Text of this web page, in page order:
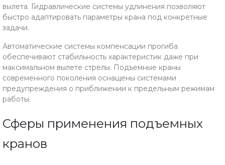
вылета. Гидравлические системы удлинения позволяют
быстро адаптировать параметры крана под конкретные
задачи.
Автоматические системы компенсации прогиба
обеспечивают стабильность характеристик даже при
максимальном вылете стрелы. Подъемные краны
современного поколения оснащены системами
предупреждения о приближении к предельным режимам
работы.
Сферы применения подъемных
кранов